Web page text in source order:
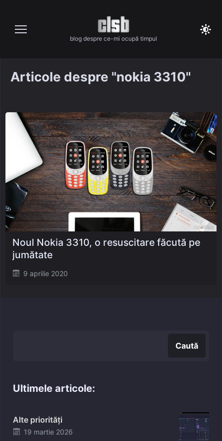
content
blog despre ce-mi ocupă timpul
Articole despre "nokia 3310"
Posted
9 aprilie 2020
Noul Nokia 3310, o resuscitare făcută pe
jumătate
Caută
Ultimele articole:
Alte priorități
Posted
19 martie 2026